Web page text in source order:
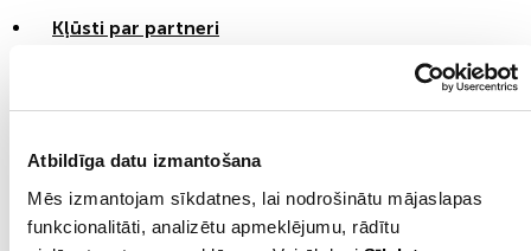
Atbildīga datu izmantošana
Mēs izmantojam sīkdatnes, lai nodrošinātu mājaslapas
funkcionalitāti, analizētu apmeklējumu, rādītu
Kļūsti par partneri
LV
RU
EN